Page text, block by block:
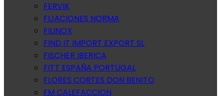
FERVIK
FIJACIONES NORMA
FILINOX
FIND IT IMPORT EXPORT SL
FISCHER IBERICA
FITT ESPAÑA PORTUGAL
FLORES CORTES DON BENITO
FM CALEFACCION